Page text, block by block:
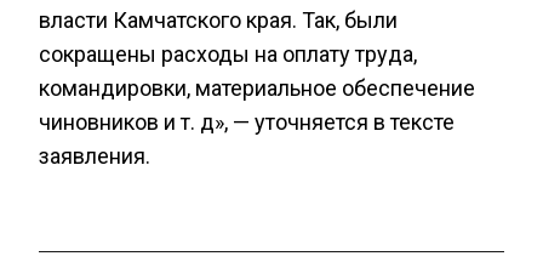
власти Камчатского края. Так, были
сокращены расходы на оплату труда,
командировки, материальное обеспечение
чиновников и т. д», — уточняется в тексте
заявления.